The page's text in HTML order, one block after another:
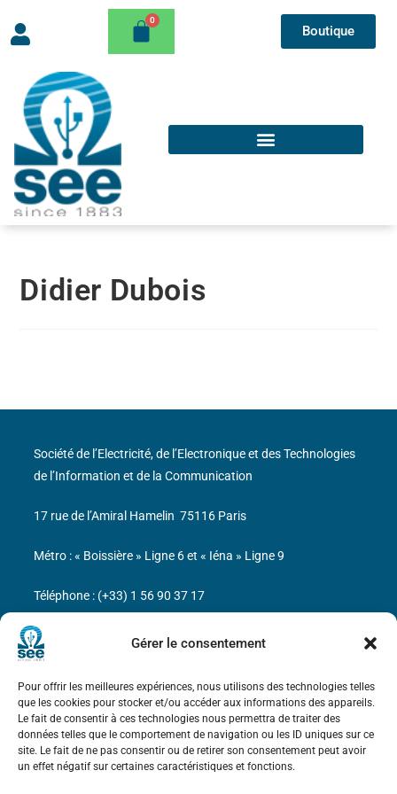
Gérer le consentement
Pour offrir les meilleures expériences, nous utilisons des technologies telles
que les cookies pour stocker et/ou accéder aux informations des appareils.
Le fait de consentir à ces technologies nous permettra de traiter des
données telles que le comportement de navigation ou les ID uniques sur ce
site. Le fait de ne pas consentir ou de retirer son consentement peut avoir
un effet négatif sur certaines caractéristiques et fonctions.
Boutique
Didier Dubois
Bicentenaire des découvertes d’André-
Marie Ampère
Mentions légales
Société de l’Electricité, de l’Electronique et des Technologies
de l’Information et de la Communication
17 rue de l’Amiral Hamelin 75116 Paris
Métro : « Boissière » Ligne 6 et « Iéna » Ligne 9
Téléphone : (+33) 1 56 90 37 17
N° de SIREN : 785 393 232, Code APE : 9412Z TVA intra-
communautaire : FR44 785 393 232